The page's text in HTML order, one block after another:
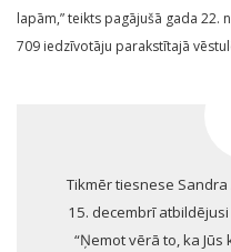
lapām,” teikts pagājušā gada 22.
709 iedzīvotāju parakstītajā
Tikmēr tiesnese
15. decembrī
“Ņemot vērā to, ka